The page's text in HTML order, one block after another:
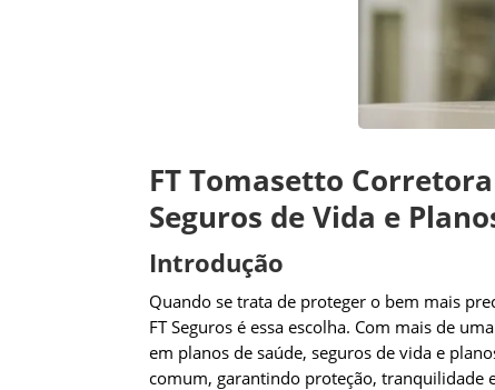
FT Tomasetto
Seguros de Vida e
Introdução
Quando se trata de proteger o bem mais
FT Seguros é essa escolha. Com mais de
em planos de saúde, seguros de vida e
comum, garantindo proteção, tranquilidade